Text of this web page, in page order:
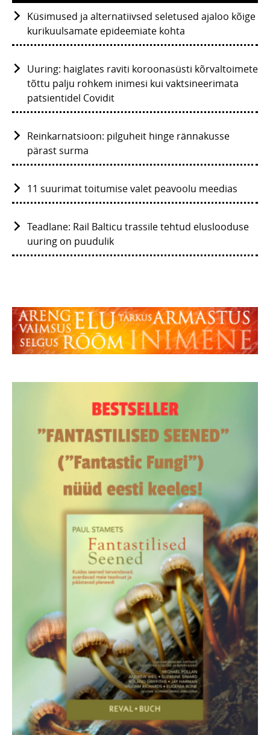
Küsimused ja alternatiivsed seletused ajaloo kõige
kurikuulsamate epideemiate kohta
Uuring: haiglates raviti koroonasüsti kõrvaltoimete
tõttu palju rohkem inimesi kui vaktsineerimata
patsientidel Covidit
Reinkarnatsioon: pilguheit hinge rännakusse
pärast surma
11 suurimat toitumise valet peavoolu meedias
Teadlane: Rail Balticu trassile tehtud eluslooduse
uuring on puudulik